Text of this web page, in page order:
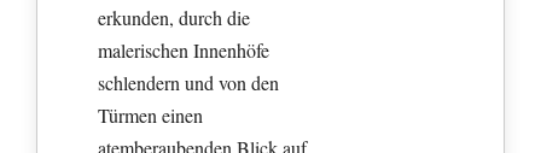
erkunden, durch die
malerischen Innenhöfe
schlendern und von den
Türmen einen
atemberaubenden Blick auf